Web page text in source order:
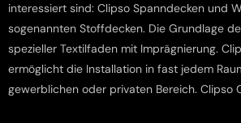
interessiert sind: Clipso Spanndecken und
sogenannten Stoffdecken. Die Grundlage
spezieller Textilfaden mit Imprägnierung.
ermöglicht die Installation in fast jedem
gewerblichen oder privaten Bereich. Clipso